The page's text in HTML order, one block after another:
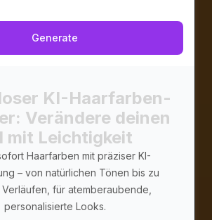
Generate
KI-Haarfarben-
Verändere deinen
mit Leichtigkeit
Haarfarben mit präziser KI-
– von natürlichen Tönen bis zu
für atemberaubende,
personalisierte Looks.